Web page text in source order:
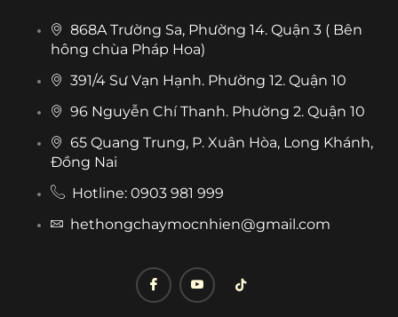
868A Trường Sa, Phường 14. Quận 3 ( Bên
hông chùa Pháp Hoa)
391/4 Sư Vạn Hạnh. Phường 12. Quận 10
96 Nguyễn Chí Thanh. Phường 2. Quận 10
65 Quang Trung, P. Xuân Hòa, Long Khánh,
Đồng Nai
Hotline: 0903 981 999
hethongchaymocnhien@gmail.com